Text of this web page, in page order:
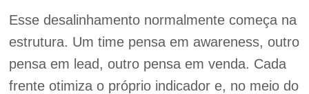
Esse desalinhamento normalmente começa na
estrutura. Um time pensa em awareness, outro
pensa em lead, outro pensa em venda. Cada
frente otimiza o próprio indicador e, no meio do